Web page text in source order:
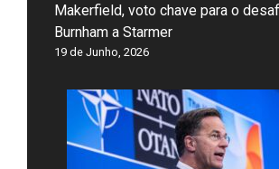
Makerfield, voto chave para o
Burnham a Starmer
19 de Junho, 2026